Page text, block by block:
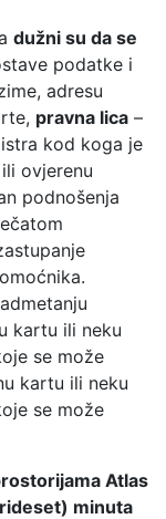
dužni su da se
podatke i
adresu
pravna lica –
kod koga je
ovjerenu
podnošenja
kartu ili neku
se može
kartu ili neku
se može
Atlas
minuta